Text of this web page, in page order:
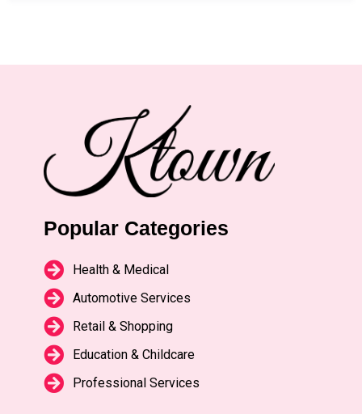
Popular Categories
Health & Medical
Automotive Services
Retail & Shopping
Education & Childcare
Professional Services